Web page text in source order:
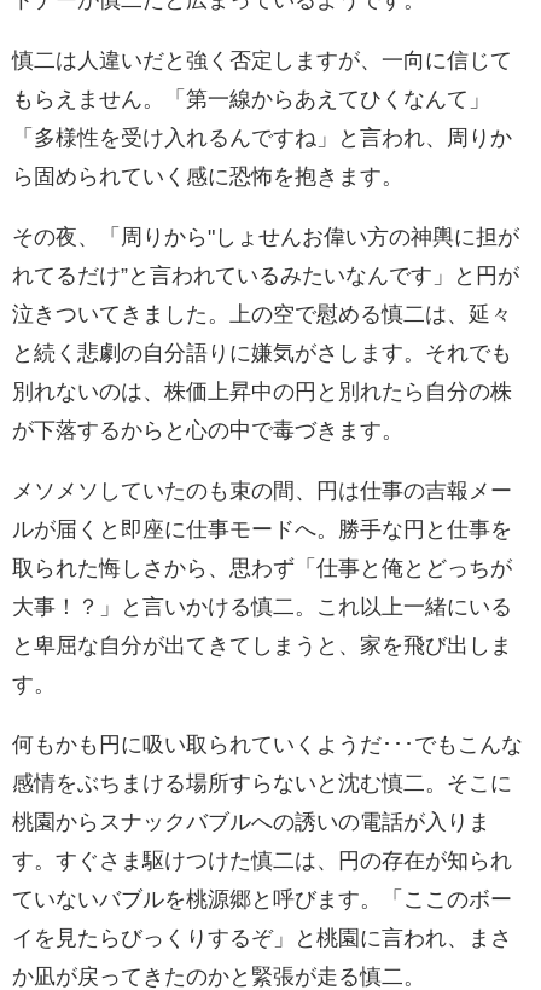
慎二は人違いだと強く否定しますが、一向に信じて
もらえません。「第一線からあえてひくなんて」
「多様性を受け入れるんですね」と言われ、周りか
ら固められていく感に恐怖を抱きます。
その夜、「周りから"しょせんお偉い方の神輿に担が
れてるだけ”と言われているみたいなんです」と円が
泣きついてきました。上の空で慰める慎二は、延々
と続く悲劇の自分語りに嫌気がさします。それでも
別れないのは、株価上昇中の円と別れたら自分の株
が下落するからと心の中で毒づきます。
メソメソしていたのも束の間、円は仕事の吉報メー
ルが届くと即座に仕事モードへ。勝手な円と仕事を
取られた悔しさから、思わず「仕事と俺とどっちが
大事！？」と言いかける慎二。これ以上一緒にいる
と卑屈な自分が出てきてしまうと、家を飛び出しま
す。
何もかも円に吸い取られていくようだ･･･でもこんな
感情をぶちまける場所すらないと沈む慎二。そこに
桃園からスナックバブルへの誘いの電話が入りま
す。すぐさま駆けつけた慎二は、円の存在が知られ
ていないバブルを桃源郷と呼びます。「ここのボー
イを見たらびっくりするぞ」と桃園に言われ、まさ
か凪が戻ってきたのかと緊張が走る慎二。